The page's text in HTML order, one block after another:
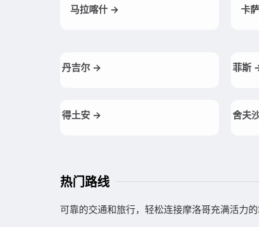
马拉喀什 → 卡
丹吉尔 → 菲斯
得土安 → 舍夫
热门路线
可靠的交通和旅行，轻松连接摩洛哥充满活力的